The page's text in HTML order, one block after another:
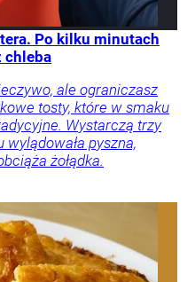
Po kilku minutach
chleba
ale ograniczasz
tosty, które w smaku
Wystarczą trzy
wylądowała pyszna,
żołądka.